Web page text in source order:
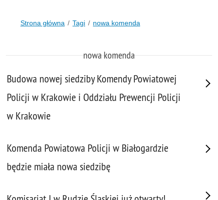
Strona główna Tagi nowa komenda
nowa komenda
Budowa nowej siedziby Komendy Powiatowej
Policji w Krakowie i Oddziału Prewencji Policji
w Krakowie
Komenda Powiatowa Policji w Białogardzie
będzie miała nowa siedzibę